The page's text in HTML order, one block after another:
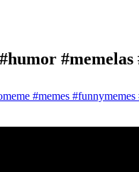
#memes